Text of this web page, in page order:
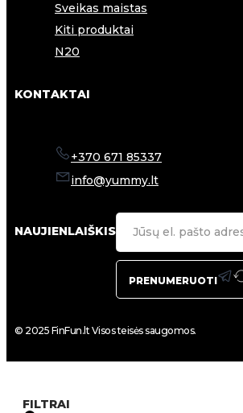
Sveikas maistas
Kiti produktai
N20
KONTAKTAI
+370 671 85337
info@yummy.lt
NAUJIENLAIŠKIS
PRENUMERUOTI
© 2025 FinFun.lt Visos teisės saugomos.
FILTRAI